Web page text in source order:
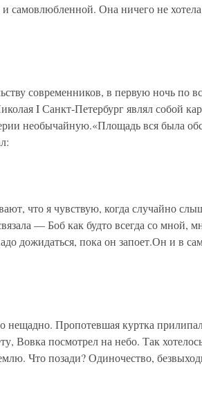
самовлюбленной. Она ничего не
современников, в первую ночь по
I Санкт-Петербург являл собой
необычайную.«Площадь вся была
что я чувствую, когда случайно
— Боб как будто всегда со мной,
дожидаться, пока он запоет.Он и в
нещадно. Пропотевшая куртка
Вовка посмотрел на небо. Так
Что позади? Одиночество,